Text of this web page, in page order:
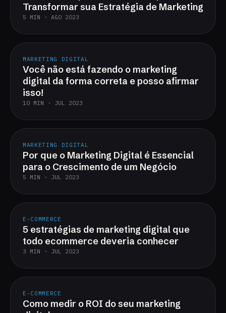
Transformar sua Estratégia de Marketing
5 MIN · AGO 2023
MARKETING DIGITAL
Você não está fazendo o marketing
digital da forma correta e posso afirmar
isso!
10 MIN · JUL 2023
MARKETING DIGITAL
Por que o Marketing Digital é Essencial
para o Crescimento de um Negócio
5 MIN · JUL 2023
E-COMMERCE
5 estratégias de marketing digital que
todo ecommerce deveria conhecer
3 MIN · JUL 2023
E-COMMERCE
Como medir o ROI do seu marketing